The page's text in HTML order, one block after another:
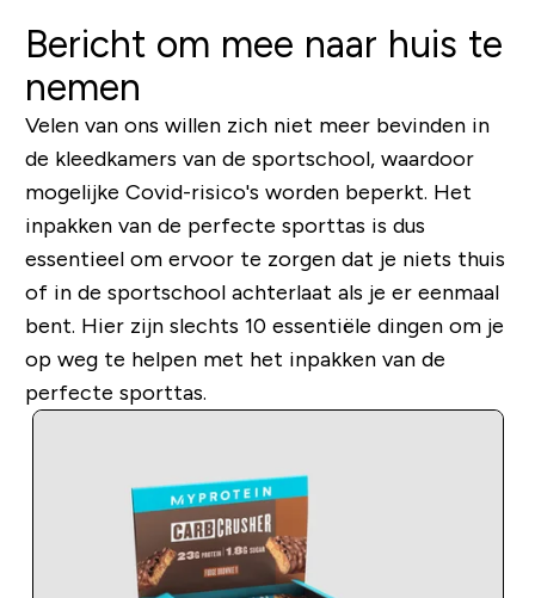
Bericht om mee naar huis te
nemen
Velen van ons willen zich niet meer bevinden in
de kleedkamers van de sportschool, waardoor
mogelijke Covid-risico's worden beperkt. Het
inpakken van de perfecte sporttas is dus
essentieel om ervoor te zorgen dat je niets thuis
of in de sportschool achterlaat als je er eenmaal
bent. Hier zijn slechts 10 essentiële dingen om je
op weg te helpen met het inpakken van de
perfecte sporttas.